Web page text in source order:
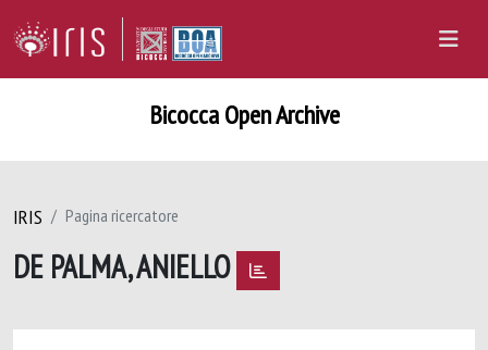
Bicocca Open Archive
IRIS Pagina ricercatore
DE PALMA, ANIELLO